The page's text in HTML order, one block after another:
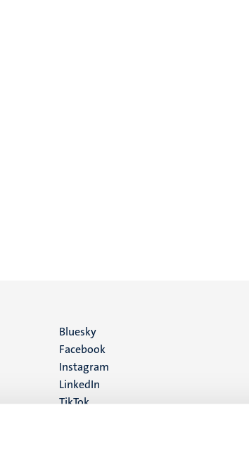
Social
media
Bluesky
Facebook
Instagram
LinkedIn
TikTok